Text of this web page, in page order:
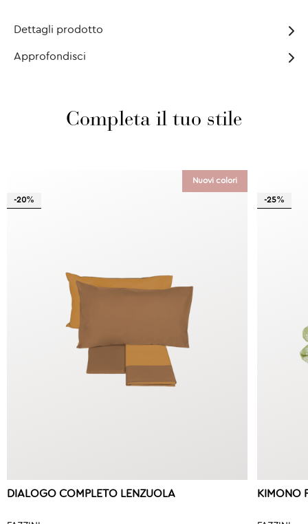
Dettagli prodotto
Approfondisci
Completa il tuo stile
-20%
Nuovi colori
DIALOGO COMPLETO LENZUOLA
-25%
KIMONO